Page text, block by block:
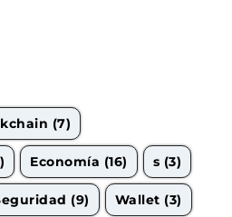
(7)
Economía (16) s (3)
(9) Wallet (3)